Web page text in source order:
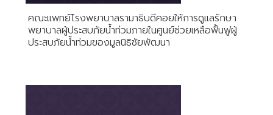
คณะแพทย์โรงพยาบาลรามาธิบดีคอยให้การดูแลรักษา
พยาบาลผู้ประสบภัยน้ำท่วมภายในศูนย์ช่วยเหลือฟื้นฟูผู้
ประสบภัยน้ำท่วมของมูลนิธิชัยพัฒนา